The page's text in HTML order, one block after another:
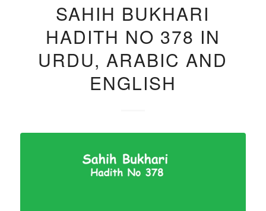
SAHIH BUKHARI
HADITH NO 378 IN
URDU, ARABIC AND
ENGLISH